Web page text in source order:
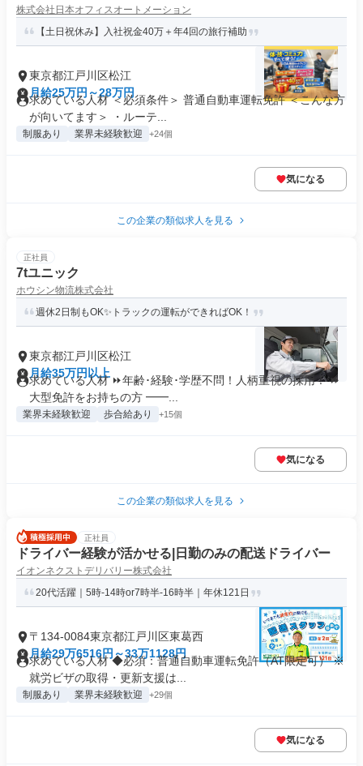
株式会社日本オフィスオートメーション
【土日祝休み】入社祝金40万＋年4回の旅行補助
東京都江戸川区松江
月給25万円～28万円
求めている人材 ＜必須条件＞ 普通自動車運転免許 ＜こんな方
が向いてます＞ ・ルーテ...
制服あり 業界未経験歓迎 +24個
気になる
この企業の類似求人を見る
正社員
7tユニック
ホウシン物流株式会社
週休2日制もOK✨トラックの運転ができればOK！
東京都江戸川区松江
月給35万円以上
求めている人材 ⏩年齢･経験･学歴不問！人柄重視の採用！ ⏩
大型免許をお持ちの方 ━━...
業界未経験歓迎 歩合給あり +15個
気になる
この企業の類似求人を見る
正社員
ドライバー経験が活かせる|日勤のみの配送ドライバー
イオンネクストデリバリー株式会社
20代活躍｜5時-14時or7時半-16時半｜年休121日
〒134-0084東京都江戸川区東葛西
月給29万6516円～33万1128円
求めている人材 ◆必須：普通自動車運転免許（AT限定可） ※
就労ビザの取得・更新支援は...
制服あり 業界未経験歓迎 +29個
気になる